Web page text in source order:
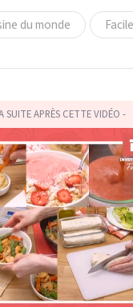
du monde Facile
SUITE APRÈS CETTE VIDÉO -